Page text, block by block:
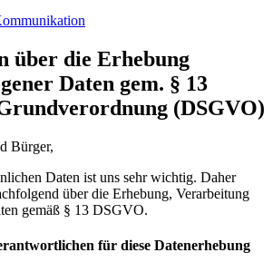
über die Erhebung
Daten gem. § 13
(DSGVO)
Bürger,
Daten ist uns sehr wichtig. Daher
über die Erhebung, Verarbeitung
gemäß § 13 DSGVO.
für diese Datenerhebung